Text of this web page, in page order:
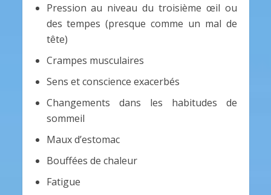
Pression au niveau du troisième œil ou
des tempes (presque comme un mal de
tête)
Crampes musculaires
Sens et conscience exacerbés
Changements dans les habitudes de
sommeil
Maux d’estomac
Bouffées de chaleur
Fatigue